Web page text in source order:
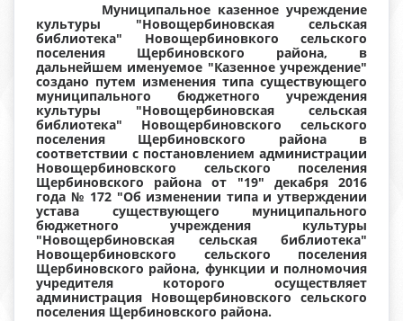
Муниципальное казенное учреждение
культуры "Новощербиновская сельская
библиотека" Новощербиновкого сельского
поселения Щербиновского района, в
дальнейшем именуемое "Казенное учреждение"
создано путем изменения типа существующего
муниципального бюджетного учреждения
культуры "Новощербиновская сельская
библиотека" Новощербиновского сельского
поселения Щербиновского района в
соответствии с постановлением администрации
Новощербиновского сельского поселения
Щербиновского района от "19" декабря 2016
года № 172 "Об изменении типа и утверждении
устава существующего муниципального
бюджетного учреждения культуры
"Новощербиновская сельская библиотека"
Новощербиновского сельского поселения
Щербиновского района, функции и полномочия
учредителя которого осуществляет
администрация Новощербиновского сельского
поселения Щербиновского района.